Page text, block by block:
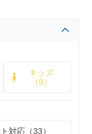
キッズ
（0）
対応（33）